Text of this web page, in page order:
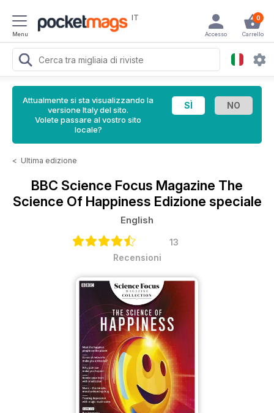
Menu
IT 0
Carrello
Accesso
Attualmente si sta visualizzando la
versione Italy del sito.
Volete passare al vostro sito
locale?
< Ultima edizione
BBC Science Focus Magazine The
Science Of Happiness Edizione speciale
English
13
Recensioni